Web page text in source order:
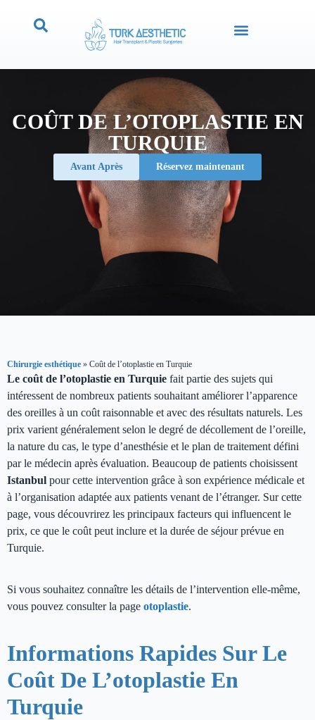
COÛT DE L’OTOPLASTIE EN
TURQUIE
Avant Après Réservez maintenant
Chirurgie esthétique » Coût de l’otoplastie en Turquie
Le coût de l’otoplastie en Turquie fait partie des sujets qui
intéressent de nombreux patients souhaitant améliorer l’apparence
des oreilles à un coût raisonnable et avec des résultats naturels. Les
prix varient généralement selon le degré de décollement de l’oreille,
la nature du cas, le type d’anesthésie et le plan de traitement défini
par le médecin après évaluation. Beaucoup de patients choisissent
Istanbul pour cette intervention grâce à son expérience médicale et
à l’organisation adaptée aux patients venant de l’étranger. Sur cette
page, vous découvrirez les principaux facteurs qui influencent le
prix, ce que le coût peut inclure et la durée de séjour prévue en
Turquie.
Si vous souhaitez connaître les détails de l’intervention elle-même,
vous pouvez consulter la page otoplastie.
Informations Rapides Sur Le
Coût De L’otoplastie En
Turquie